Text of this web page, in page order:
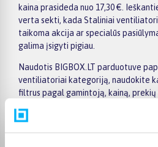
kaina prasideda nuo 17,30 €.
verta sekti, kada Staliniai
taikoma akcija ar specialūs
galima įsigyti pigiau.
Naudotis BIGBOX.LT parduotuve
ventiliatoriai kategoriją, naudokite
filtrus pagal gamintoją, kainą, prekių
parametrus, palyginkite kelis
variantą. Prekių sąraše ir prekės
svarbiausia informacija, todėl